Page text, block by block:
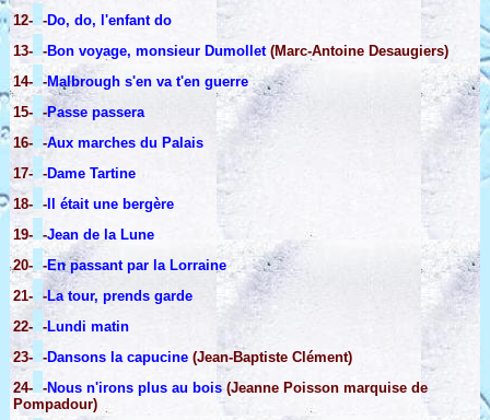
12- -Do, do, l'enfant do
13- -Bon voyage, monsieur Dumollet(Marc-Antoine Desaugiers)
14- -Malbrough s'en va t'en guerre
15- -Passe passera
16- -Aux marches du Palais
17- -Dame Tartine
18- - Il était une bergère
19- -Jean de la Lune
20- -En passant par la Lorraine
21- -La tour, prends garde
22- -Lundi matin
23- -Dansons la capucine (Jean-Baptiste Clément)
24- -Nous n'irons plus au bois (Jeanne Poisson marquise de
Pompadour)